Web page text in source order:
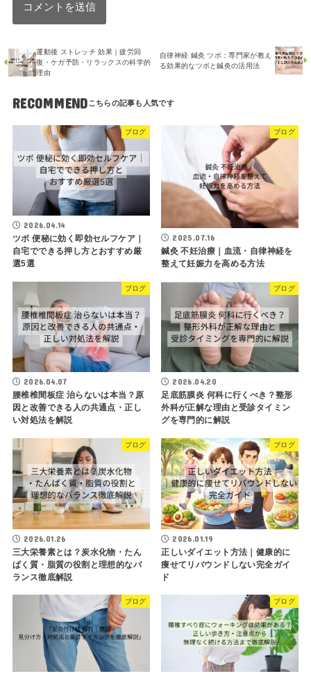
運動後 ストレッチ 効果｜疲労回
復・ケガ予防・リラックスの科学的
理由
自律神経 鍼灸 ツボ：専門家が教え
る効果的なツボと鍼灸の活用法
RECOMMEND
ブログ
2026.04.14
ツボ 便秘に効く即効セルフケア｜
自宅でできる押し方とおすすめ厳
選5選
ブログ
2025.07.16
鍼灸 不妊治療｜血流・自律神経を
整えて妊娠力を高める方法
ブログ
2026.04.07
腰椎椎間板症 治らないは本当？原
因と改善できる人の共通点・正し
い対処法を解説
ブログ
2026.04.20
足底筋膜炎 何科に行くべき？整形
外科が正解な理由と受診タイミン
グを専門的に解説
ブログ
2026.01.26
三大栄養素とは？炭水化物・たん
ぱく質・脂質の役割と理想的なバ
ランス徹底解説
ブログ
2026.01.19
正しいダイエット方法｜健康的に
痩せてリバウンドしない完全ガイ
ド
ブログ ブログ